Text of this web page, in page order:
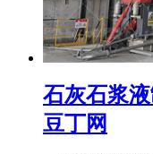
石灰石浆
豆丁网